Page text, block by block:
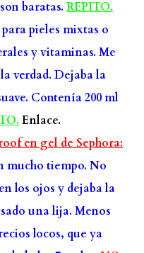
baratas. REPITO.
pieles mixtas o
y vitaminas. Me
verdad. Dejaba la
Contenía 200 ml
Enlace.
en gel de Sephora:
mucho tiempo. No
los ojos y dejaba la
una lija. Menos
locos, que ya